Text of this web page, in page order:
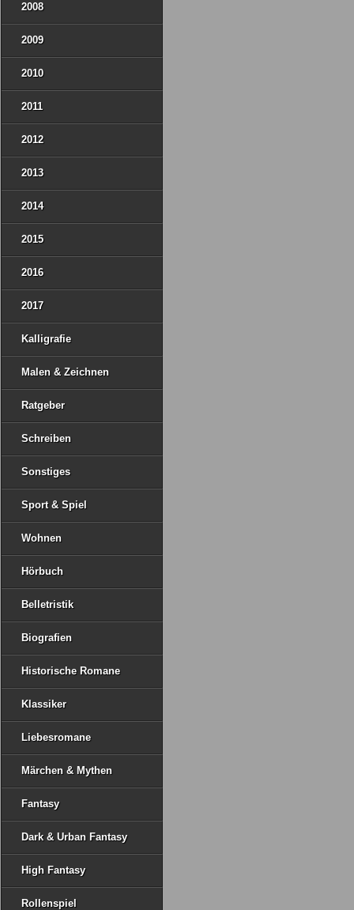
2008
2009
2010
2011
2012
2013
2014
2015
2016
2017
Kalligrafie
Malen & Zeichnen
Ratgeber
Schreiben
Sonstiges
Sport & Spiel
Wohnen
Hörbuch
Belletristik
Biografien
Historische Romane
Klassiker
Liebesromane
Märchen & Mythen
Fantasy
Dark & Urban Fantasy
High Fantasy
Rollenspiel